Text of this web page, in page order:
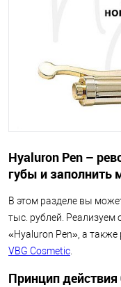
Hyaluron Pen –
губы и
В этом разделе вы
тыс. рублей. Реализуем
«Hyaluron Pen», а также
VBG Cosmetic
Принцип